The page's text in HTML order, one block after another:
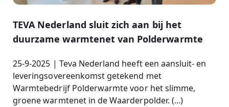
TEVA Nederland sluit zich aan bij het
duurzame warmtenet van Polderwarmte
25-9-2025 | Teva Nederland heeft een aansluit- en
leveringsovereenkomst getekend met
Warmtebedrijf Polderwarmte voor het slimme,
groene warmtenet in de Waarderpolder. (...)